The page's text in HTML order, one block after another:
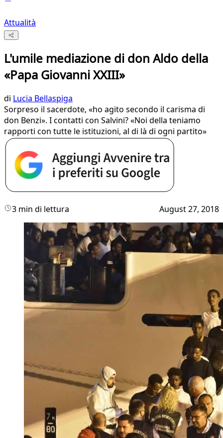
Attualità
L'umile mediazione di don Aldo della
«Papa Giovanni XXIII»
di Lucia Bellaspiga
Sorpreso il sacerdote, «ho agito secondo il carisma di
don Benzi». I contatti con Salvini? «Noi della teniamo
rapporti con tutte le istituzioni, al di là di ogni partito»
3 min di lettura August 27, 2018